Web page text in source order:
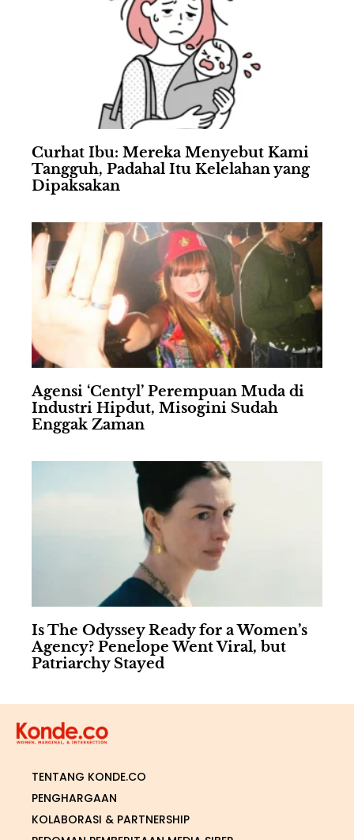
Curhat Ibu: Mereka Menyebut Kami
Tangguh, Padahal Itu Kelelahan yang
Dipaksakan
Agensi ‘Centyl’ Perempuan Muda di
Industri Hipdut, Misogini Sudah
Enggak Zaman
Is The Odyssey Ready for a Women’s
Agency? Penelope Went Viral, but
Patriarchy Stayed
TENTANG KONDE.CO
PENGHARGAAN
KOLABORASI & PARTNERSHIP